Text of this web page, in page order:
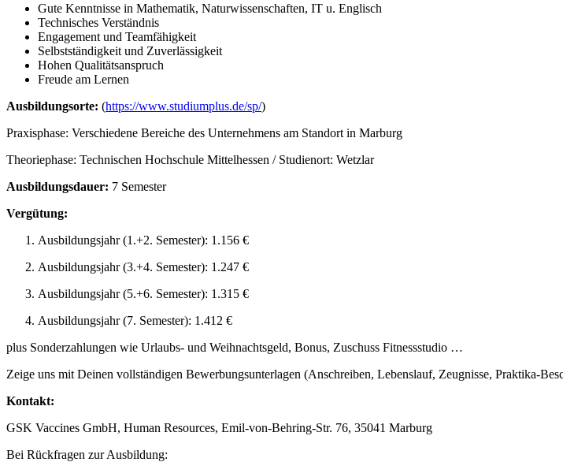
Gute Kenntnisse in Mathematik, Naturwissenschaften, IT u. Englisch
Technisches Verständnis
Engagement und Teamfähigkeit
Selbstständigkeit und Zuverlässigkeit
Hohen Qualitätsanspruch
Freude am Lernen
Ausbildungsorte: (https://www.studiumplus.de/sp/)
Praxisphase: Verschiedene Bereiche des Unternehmens am Standort in Marburg
Theoriephase: Technischen Hochschule Mittelhessen / Studienort: Wetzlar
Ausbildungsdauer: 7 Semester
Vergütung:
Ausbildungsjahr (1.+2. Semester): 1.156 €
Ausbildungsjahr (3.+4. Semester): 1.247 €
Ausbildungsjahr (5.+6. Semester): 1.315 €
Ausbildungsjahr (7. Semester): 1.412 €
plus Sonderzahlungen wie Urlaubs- und Weihnachtsgeld, Bonus, Zuschuss Fitnessstudio …
Zeige uns mit Deinen vollständigen Bewerbungsunterlagen (Anschreiben, Lebenslauf, Zeugnisse, Praktika-
Kontakt:
GSK Vaccines GmbH, Human Resources, Emil-von-Behring-Str. 76, 35041 Marburg
Bei Rückfragen zur Ausbildung: